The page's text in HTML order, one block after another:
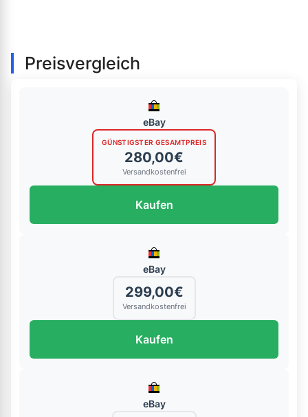
Preisvergleich
eBay
GÜNSTIGSTER GESAMTPREIS
280,00€
Versandkostenfrei
Kaufen
eBay
299,00€
Versandkostenfrei
Kaufen
eBay